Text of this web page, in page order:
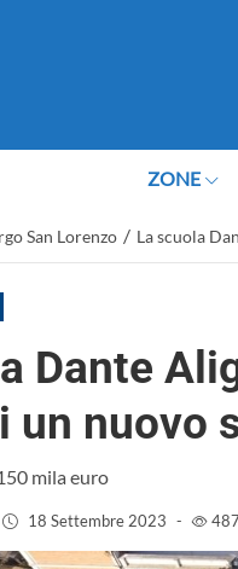
ZONE
San Lorenzo / La scuola
Dante
un nuovo
mila euro
18 Settembre 2023 - 487